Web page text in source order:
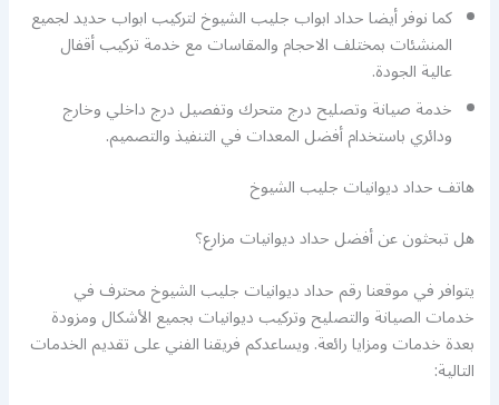
كما نوفر أيضا حداد ابواب جليب الشيوخ لتركيب ابواب حديد لجميع
المنشئات بمختلف الاحجام والمقاسات مع خدمة تركيب أقفال
عالية الجودة.
خدمة صيانة وتصليح درج متحرك وتفصيل درج داخلي وخارج
ودائري باستخدام أفضل المعدات في التنفيذ والتصميم.
هاتف حداد ديوانيات جليب الشيوخ
هل تبحثون عن أفضل حداد ديوانيات مزارع؟
يتوافر في موقعنا رقم حداد ديوانيات جليب الشيوخ محترف في
خدمات الصيانة والتصليح وتركيب ديوانيات بجميع الأشكال ومزودة
بعدة خدمات ومزايا رائعة. ويساعدكم فريقنا الفني على تقديم الخدمات
التالية: